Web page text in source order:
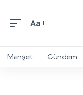
Aa
Manşet Gündem